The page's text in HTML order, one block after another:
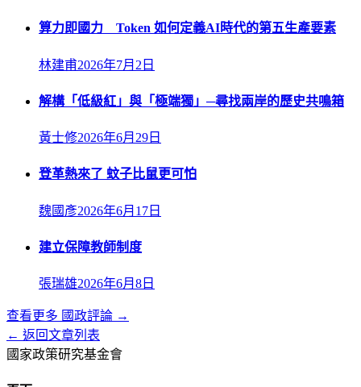
算力即國力 Token 如何定義AI時代的第五生產要素
林建甫2026年7月2日
解構「低級紅」與「極端獨」─尋找兩岸的歷史共鳴箱
黃士修2026年6月29日
登革熱來了 蚊子比鼠更可怕
魏國彥2026年6月17日
建立保障教師制度
張瑞雄2026年6月8日
查看更多 國政評論 →
← 返回文章列表
國家政策研究基金會